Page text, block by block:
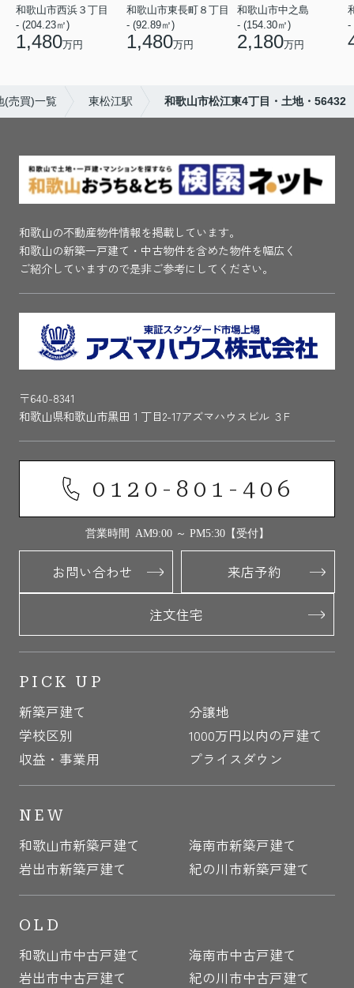
和歌山市西浜３丁目
- (204.23㎡)
1,480万円
和歌山市東長町８丁目
- (92.89㎡)
1,480万円
和歌山市中之島
- (154.30㎡)
2,180万円
-
(売買)一覧 東松江駅 和歌山市松江東4丁目・土地・56432
和歌山の不動産物件情報を掲載しています。
和歌山の新築一戸建て・中古物件を含めた物件を幅広く
ご紹介していますので是非ご参考にしてください。
〒640-8341
和歌山県和歌山市黒田１丁目2-17アズマハウスビル ３F
0120-801-406
営業時間 AM9:00 ～ PM5:30【受付】
お問い合わせ 来店予約
注文住宅
PICK UP
新築戸建て
分譲地
学校区別
1000万円以内の戸建て
収益・事業用
プライスダウン
NEW
和歌山市新築戸建て
海南市新築戸建て
岩出市新築戸建て
紀の川市新築戸建て
OLD
和歌山市中古戸建て
海南市中古戸建て
岩出市中古戸建て
紀の川市中古戸建て